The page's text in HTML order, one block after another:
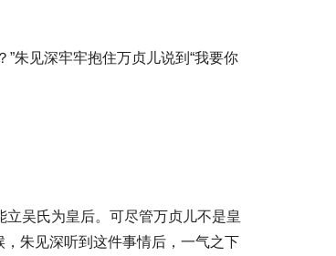
朱见深牢牢抱住万贞儿说到“我要你
吴氏为皇后。可尽管万贞儿不是皇
朱见深听到这件事情后，一气之下